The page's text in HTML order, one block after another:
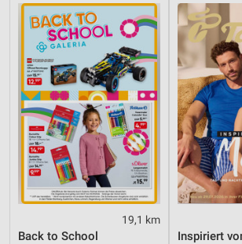
19,1 km
Back to School Inspiriert
Werbung